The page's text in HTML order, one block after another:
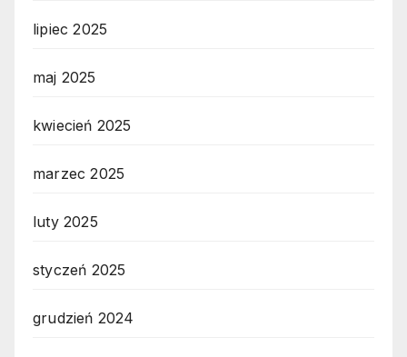
lipiec 2025
maj 2025
kwiecień 2025
marzec 2025
luty 2025
styczeń 2025
grudzień 2024